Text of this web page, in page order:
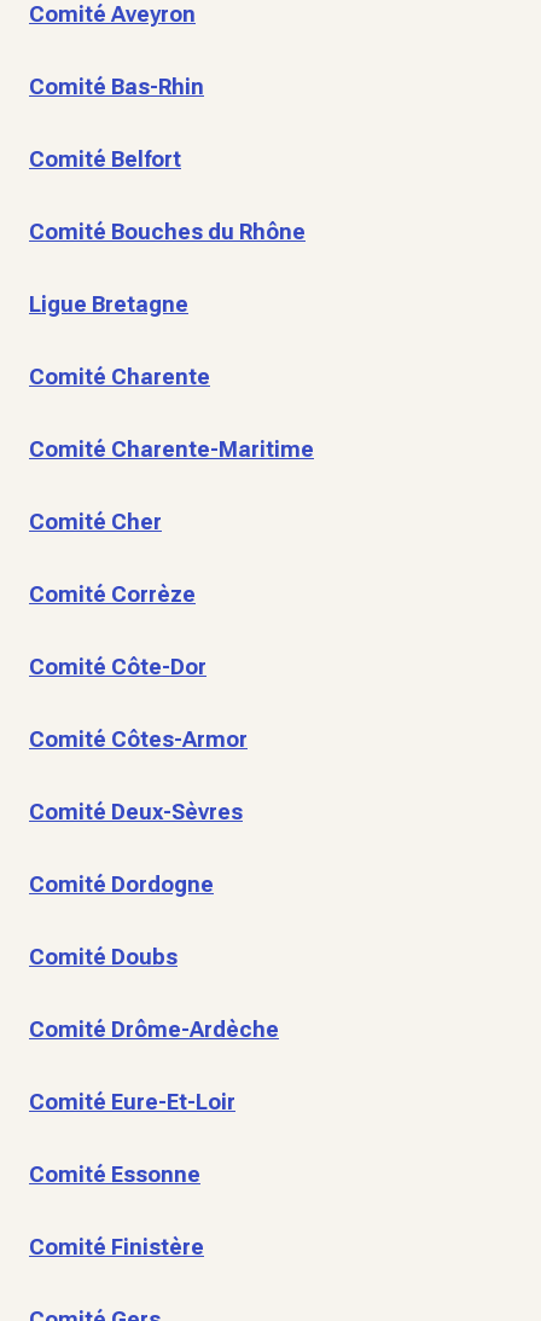
Comité Aveyron
Comité Bas-Rhin
Comité Belfort
Comité Bouches du Rhône
Ligue Bretagne
Comité Charente
Comité Charente-Maritime
Comité Cher
Comité Corrèze
Comité Côte-Dor
Comité Côtes-Armor
Comité Deux-Sèvres
Comité Dordogne
Comité Doubs
Comité Drôme-Ardèche
Comité Eure-Et-Loir
Comité Essonne
Comité Finistère